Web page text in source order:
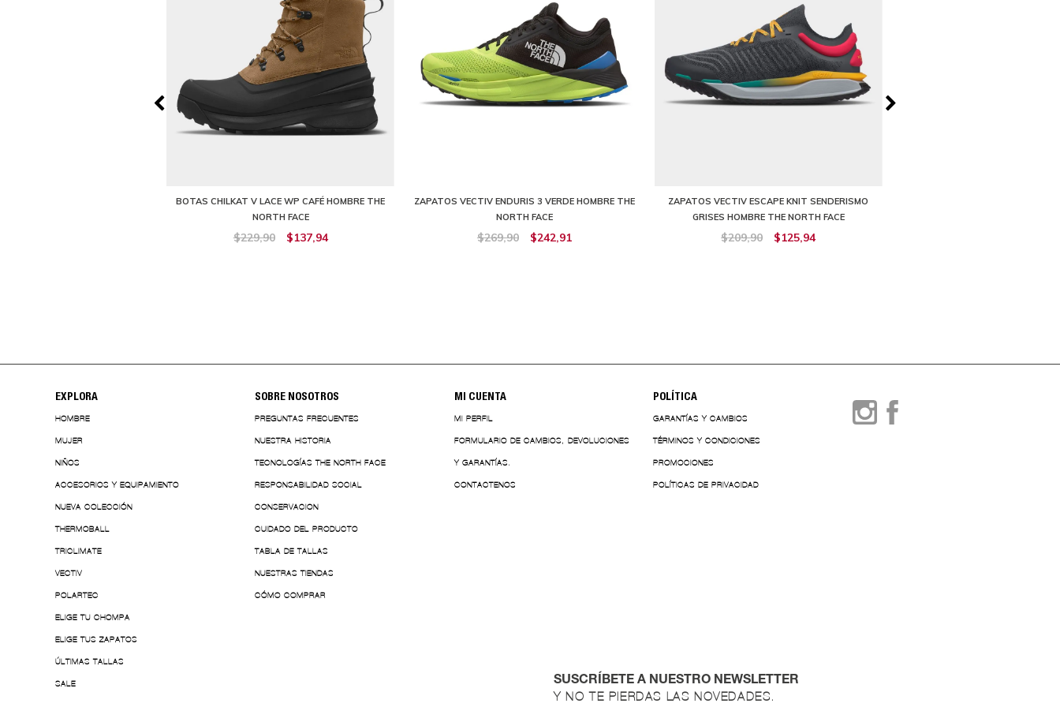
BOTAS CHILKAT V LACE WP CAFÉ HOMBRE THE
NORTH FACE
$229,90 $137,94
ZAPATOS VECTIV ENDURIS 3 VERDE HOMBRE THE
NORTH FACE
$269,90 $242,91
ZAPATOS VECTIV ESCAPE KNIT SENDERISMO
GRISES HOMBRE THE NORTH FACE
$209,90 $125,94
EXPLORA
HOMBRE
MUJER
NIÑOS
ACCESORIOS Y EQUIPAMIENTO
NUEVA COLECCIÓN
THERMOBALL
TRICLIMATE
VECTIV
POLARTEC
ELIGE TU CHOMPA
ELIGE TUS ZAPATOS
ÚLTIMAS TALLAS
SALE
SOBRE NOSOTROS
PREGUNTAS FRECUENTES
NUESTRA HISTORIA
TECNOLOGÍAS THE NORTH FACE
RESPONSABILIDAD SOCIAL
CONSERVACION
CUIDADO DEL PRODUCTO
TABLA DE TALLAS
NUESTRAS TIENDAS
CÓMO COMPRAR
MI CUENTA
MI PERFIL
FORMULARIO DE CAMBIOS, DEVOLUCIONES
Y GARANTÍAS.
CONTACTENOS
POLÍTICA
GARANTÍAS Y CAMBIOS
TÉRMINOS Y CONDICIONES
PROMOCIONES
POLÍTICAS DE PRIVACIDAD
SUSCRÍBETE A NUESTRO NEWSLETTER
Y NO TE PIERDAS LAS NOVEDADES.